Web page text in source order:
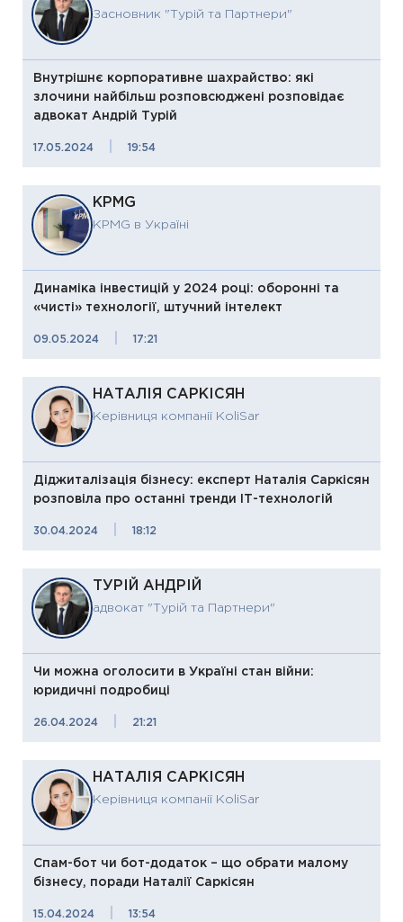
Засновник "Турій та Партнери"
Внутрішнє корпоративне шахрайство: які
злочини найбільш розповсюджені розповідає
адвокат Андрій Турій
17.05.2024 19:54
KPMG
KPMG в Україні
Динаміка інвестицій у 2024 році: оборонні та
«чисті» технології, штучний інтелект
09.05.2024 17:21
НАТАЛІЯ САРКІСЯН
Керівниця компанії KoliSar
Діджиталізація бізнесу: експерт Наталія Саркісян
розповіла про останні тренди ІТ-технологій
30.04.2024 18:12
ТУРІЙ АНДРІЙ
адвокат "Турій та Партнери"
Чи можна оголосити в Україні стан війни:
юридичні подробиці
26.04.2024 21:21
НАТАЛІЯ САРКІСЯН
Керівниця компанії KoliSar
Спам-бот чи бот-додаток – що обрати малому
бізнесу, поради Наталії Саркісян
15.04.2024 13:54